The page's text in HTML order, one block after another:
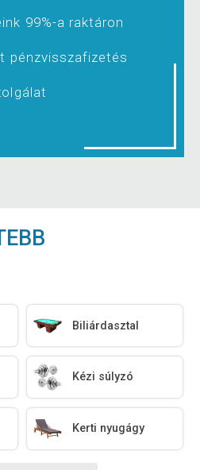
99%-a raktáron
pénzvisszafizetés
Biliárdasztal
Kézi súlyzó
Kerti nyugágy